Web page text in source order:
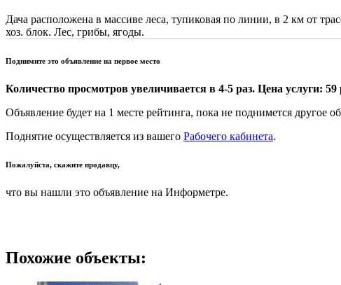
Дача расположена в массиве леса, тупиковая по линии, в 2 км от
хоз. блок. Лес, грибы, ягоды.
Поднимите это объявление на первое место
Количество просмотров увеличивается в 4-5 раз. Цена услуги: 59
Объявление будет на 1 месте рейтинга, пока не поднимется другое
Поднятие осуществляется из вашего Рабочего кабинета.
Пожалуйста, скажите продавцу,
что вы нашли это объявление на Информетре.
Похожие объекты: